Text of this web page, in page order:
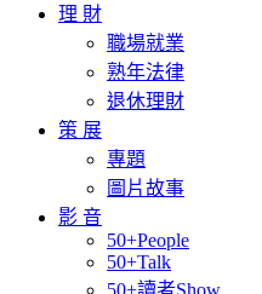
理 財
職場就業
熟年法律
退休理財
策 展
專題
圖片故事
影 音
50+People
50+Talk
50+讀者Show